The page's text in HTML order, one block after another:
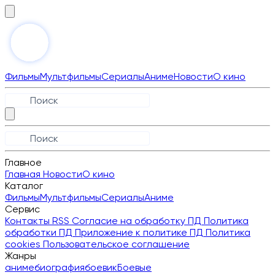
ФильмыМультфильмыСериалыАнимеНовостиО кино
Главное
Главная НовостиО кино
Каталог
ФильмыМультфильмыСериалыАниме
Сервис
Контакты RSS Согласие на обработку ПД Политика
обработки ПД Приложение к политике ПД Политика
cookies Пользовательское соглашение
Жанры
анимебиографиябоевикБоевые